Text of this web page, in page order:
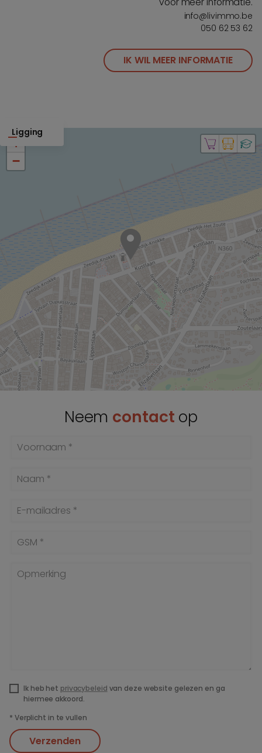
info@livimmo.be
050 62 53 62
IK WIL MEER INFORMATIE
Ligging
+
−
Neem contact op
Voornaam *
Naam *
E-mailadres *
GSM *
Opmerking
Ik heb het privacybeleid van deze website gelezen en ga
hiermee akkoord.
* Verplicht in te vullen
Verzenden